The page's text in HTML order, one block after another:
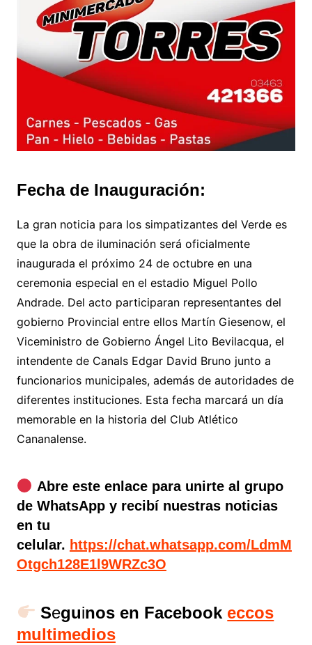
Fecha de Inauguración:
La gran noticia para los simpatizantes del Verde es
que la obra de iluminación será oficialmente
inaugurada el próximo 24 de octubre en una
ceremonia especial en el estadio Miguel Pollo
Andrade. Del acto participaran representantes del
gobierno Provincial entre ellos Martín Giesenow, el
Viceministro de Gobierno Ángel Lito Bevilacqua, el
intendente de Canals Edgar David Bruno junto a
funcionarios municipales, además de autoridades de
diferentes instituciones. Esta fecha marcará un día
memorable en la historia del Club Atlético
Cananalense.
Abre este enlace para unirte al grupo
de WhatsApp y recibí nuestras noticias
en tu
celular. https://chat.whatsapp.com/LdmM
Otgch128E1l9WRZc3O
Seguinos en Facebook eccos
multimedios